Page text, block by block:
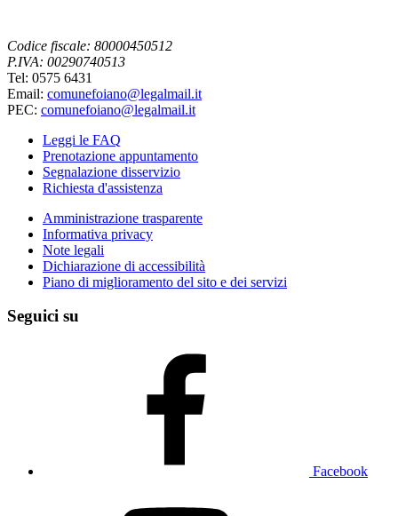
Codice fiscale: 80000450512
P.IVA: 00290740513
Tel: 0575 6431
Email: comunefoiano@legalmail.it
PEC: comunefoiano@legalmail.it
Leggi le FAQ
Prenotazione appuntamento
Segnalazione disservizio
Richiesta d'assistenza
Amministrazione trasparente
Informativa privacy
Note legali
Dichiarazione di accessibilità
Piano di miglioramento del sito e dei servizi
Seguici su
Facebook